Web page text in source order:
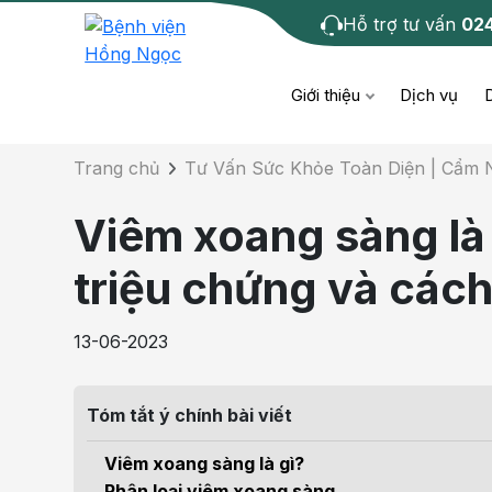
Hỗ trợ tư vấn
Giới thiệu Dịch vụ
Cơ xương khớp
Giáo dục sức khỏe
Tầm soát ung thư
Điện quang can thiệp
Da
Chi tiết bài tư
Trang chủ Tư Vấn Sức Khỏe Toàn Diện | Cẩm
Viêm xoang sàng
triệu chứng và
13-06-2023
Tóm tắt ý chính bài viết
Viêm xoang sàng là gì?